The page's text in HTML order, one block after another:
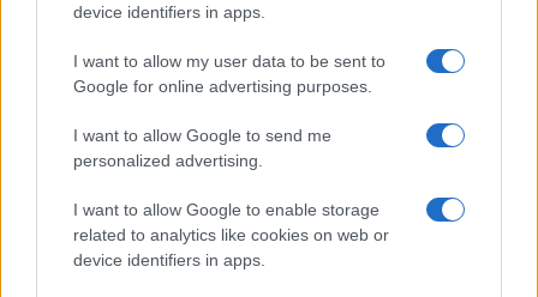
device identifiers in apps.
I want to allow my user data to be sent to
Google for online advertising purposes.
I want to allow Google to send me
personalized advertising.
I want to allow Google to enable storage
related to analytics like cookies on web or
device identifiers in apps.
GenZ financieel plan: 50/30/20-budget, noodfonds en